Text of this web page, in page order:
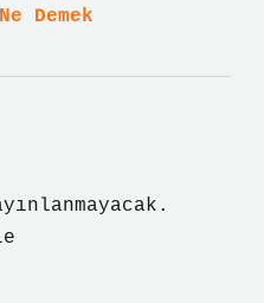
Demek